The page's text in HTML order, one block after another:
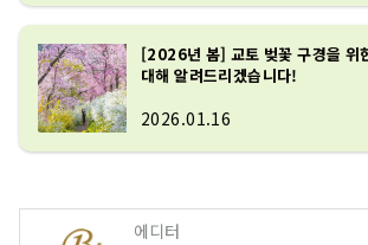
[2026년 봄] 교토 벚꽃 구경을 위
대해 알려드리겠습니다!
2026.01.16
에디터